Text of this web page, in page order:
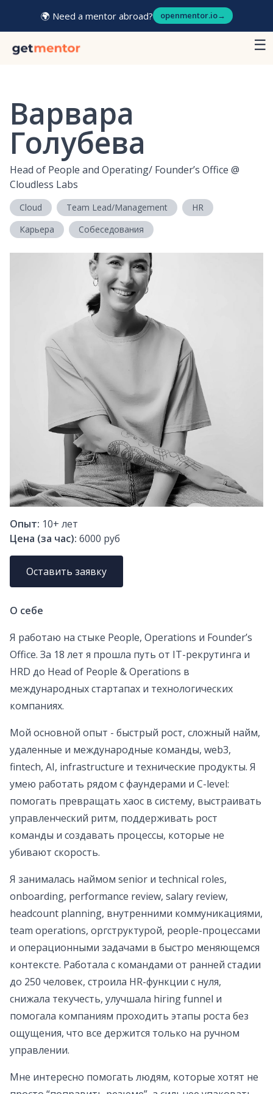
🌍 Need a mentor abroad? openmentor.io→
☰
Варвара
Голубева
Head of People and Operating/ Founder’s Office @
Cloudless Labs
Cloud Team Lead/Management
HR
Карьера
Собеседования
Опыт: 10+ лет
Цена (за час): 6000 руб
Оставить заявку
О себе
Я работаю на стыке People, Operations и Founder’s
Office. За 18 лет я прошла путь от IT-рекрутинга и
HRD до Head of People & Operations в
международных стартапах и технологических
компаниях.
Мой основной опыт - быстрый рост, сложный найм,
удаленные и международные команды, web3,
fintech, AI, infrastructure и технические продукты. Я
умею работать рядом с фаундерами и C-level:
помогать превращать хаос в систему, выстраивать
управленческий ритм, поддерживать рост
команды и создавать процессы, которые не
убивают скорость.
Я занималась наймом senior и technical roles,
onboarding, performance review, salary review,
headcount planning, внутренними коммуникациями,
team operations, оргструктурой, people-процессами
и операционными задачами в быстро меняющемся
контексте. Работала с командами от ранней стадии
до 250 человек, строила HR-функции с нуля,
снижала текучесть, улучшала hiring funnel и
помогала компаниям проходить этапы роста без
ощущения, что все держится только на ручном
управлении.
Мне интересно помогать людям, которые хотят не